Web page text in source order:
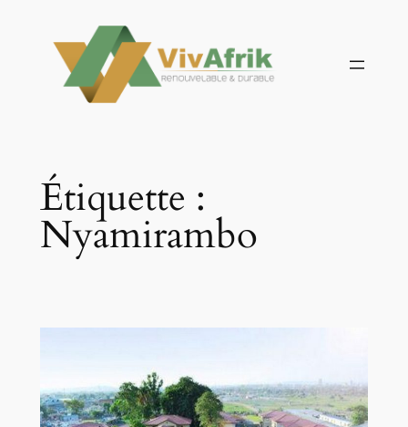
contenu
Étiquette :
Nyamirambo